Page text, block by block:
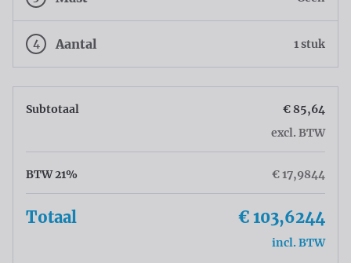
4 Aantal 1 stuk
Subtotaal
€ 85,64
excl. BTW
BTW 21% € 17,9844
Totaal € 103,6244
incl. BTW